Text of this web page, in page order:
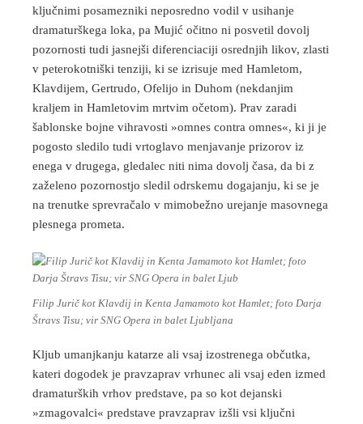
ključnimi posamezniki neposredno vodil v usihanje
dramaturškega loka, pa Mujić očitno ni posvetil dovolj
pozornosti tudi jasnejši diferenciaciji osrednjih likov, zlasti
v peterokotniški tenziji, ki se izrisuje med Hamletom,
Klavdijem, Gertrudo, Ofelijo in Duhom (nekdanjim
kraljem in Hamletovim mrtvim očetom). Prav zaradi
šablonske bojne vihravosti »omnes contra omnes«, ki ji je
pogosto sledilo tudi vrtoglavo menjavanje prizorov iz
enega v drugega, gledalec niti nima dovolj časa, da bi z
zaželeno pozornostjo sledil odrskemu dogajanju, ki se je
na trenutke sprevračalo v mimobežno urejanje masovnega
plesnega prometa.
Filip Jurič kot Klavdij in Kenta Jamamoto kot Hamlet; foto Darja
Štravs Tisu; vir SNG Opera in balet Ljubljana
Kljub umanjkanju katarze ali vsaj izostrenega občutka,
kateri dogodek je pravzaprav vrhunec ali vsaj eden izmed
dramaturških vrhov predstave, pa so kot dejanski
»zmagovalci« predstave pravzaprav izšli vsi ključni